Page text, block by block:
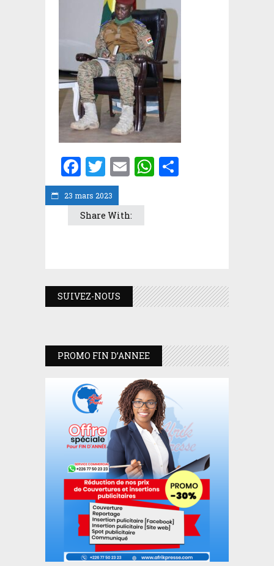
23 mars 2023
Facebook
Twitter
EmailWhatsApp
Share With:
SUIVEZ-NOUS
PROMO FIN D’ANNEE